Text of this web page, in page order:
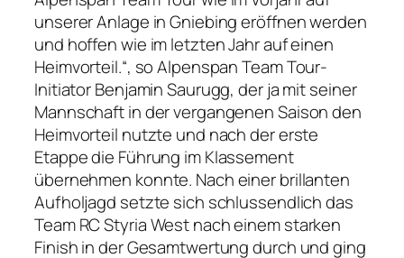
unserer Anlage in Gniebing eröffnen werden
und hoffen wie im letzten Jahr auf einen
Heimvorteil.“, so Alpenspan Team Tour-
Initiator Benjamin Saurugg, der ja mit seiner
Mannschaft in der vergangenen Saison den
Heimvorteil nutzte und nach der erste
Etappe die Führung im Klassement
übernehmen konnte. Nach einer brillanten
Aufholjagd setzte sich schlussendlich das
Team RC Styria West nach einem starken
Finish in der Gesamtwertung durch und ging